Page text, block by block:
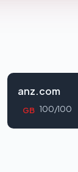
anz.com
GB 100/100